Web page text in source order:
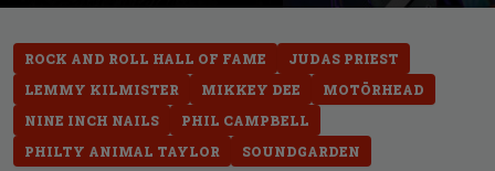
ROCK AND ROLL HALL OF FAME
JUDAS PRIEST
LEMMY KILMISTER
MIKKEY DEE
MOTÖRHEAD
NINE INCH NAILS
PHIL CAMPBELL
PHILTY ANIMAL TAYLOR
SOUNDGARDEN